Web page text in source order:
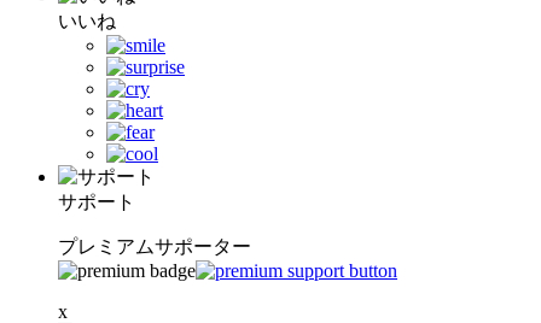
いいね
サポート
プレミアムサポーター
x